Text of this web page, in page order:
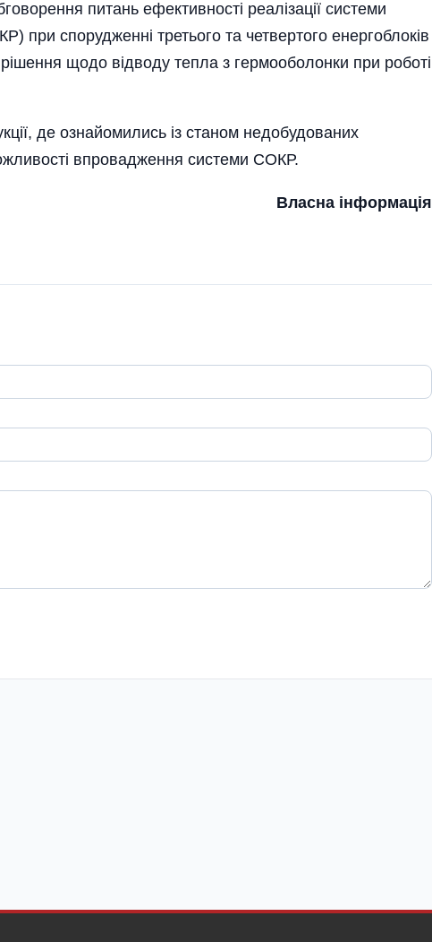
питань ефективності реалізації системи
при спорудженні третього та четвертого енергоблоків
щодо відводу тепла з гермооболонки при роботі
де ознайомились із станом недобудованих
впровадження системи СОКР.
Власна інформація